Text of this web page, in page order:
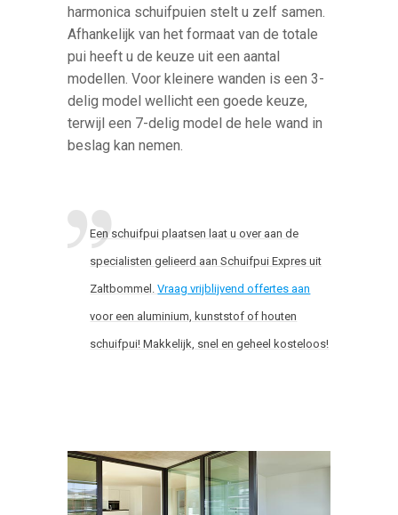
harmonica schuifpuien stelt u zelf samen.
Afhankelijk van het formaat van de totale
pui heeft u de keuze uit een aantal
modellen. Voor kleinere wanden is een 3-
delig model wellicht een goede keuze,
terwijl een 7-delig model de hele wand in
beslag kan nemen.
Een schuifpui plaatsen laat u over aan de
specialisten gelieerd aan Schuifpui Expres uit
Zaltbommel.Vraag vrijblijvend offertes aan
voor een aluminium, kunststof of houten
schuifpui! Makkelijk, snel en geheel kosteloos!